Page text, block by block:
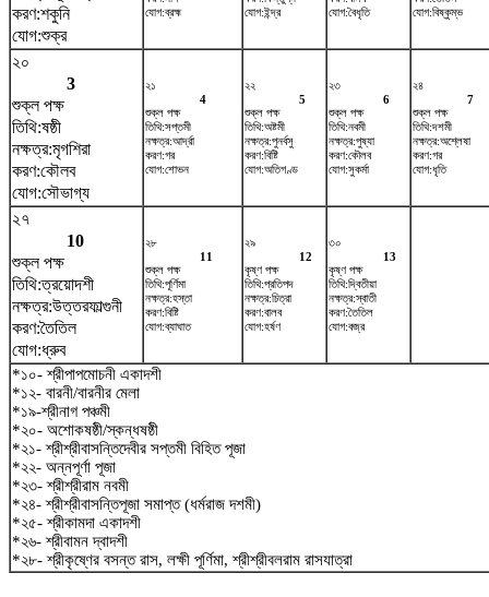
করণ:শকুনি
যোগ:শুক্র
যোগ:ব্রহ্ম
যোগ:ইন্দ্র
যোগ:বৈধৃতি
যোগ:বিষ্কুম্ভ
২০
3
শুক্ল পক্ষ
তিথি:ষষ্ঠী
নক্ষত্র:মৃগশিরা
করণ:কৌলব
যোগ:সৌভাগ্য
২১
4
শুক্ল পক্ষ
তিথি:সপ্তমী
নক্ষত্র:আর্দ্রা
করণ:গর
যোগ:শোভন
২২
5
শুক্ল পক্ষ
তিথি:অষ্টমী
নক্ষত্র:পুনর্বসু
করণ:বিষ্টি
যোগ:অতিগণ্ড
২৩
6
শুক্ল পক্ষ
তিথি:নবমী
নক্ষত্র:পুষ্যা
করণ:কৌলব
যোগ:সুকর্মা
২৪
7
শুক্ল পক্ষ
তিথি:দশমী
নক্ষত্র:অশ্লেষা
করণ:গর
যোগ:ধৃতি
২৭
10
শুক্ল পক্ষ
তিথি:ত্রয়োদশী
নক্ষত্র:উত্তরফাল্গুনী
করণ:তৈতিল
যোগ:ধ্রুব
২৮
11
শুক্ল পক্ষ
তিথি:পূর্ণিমা
নক্ষত্র:হস্তা
করণ:বিষ্টি
যোগ:ব্যাঘাত
২৯
12
কৃষ্ণ পক্ষ
তিথি:প্রতিপদ
নক্ষত্র:চিত্রা
করণ:বালব
যোগ:হর্ষণ
৩০
13
কৃষ্ণ পক্ষ
তিথি:দ্বিতীয়া
নক্ষত্র:স্বাতী
করণ:তৈতিল
যোগ:বজ্র
*১০- শ্রীপাপমোচনী একাদশী
*১২- বারনী/বারনীর মেলা
*১৯-শ্রীনাগ পঞ্চমী
*২০- অশোকষষ্ঠী/স্কন্ধষষ্ঠী
*২১- শ্রীশ্রীবাসন্তিদেবীর সপ্তমী বিহিত পূজা
*২২- অন্নপূর্ণা পূজা
*২৩- শ্রীশ্রীরাম নবমী
*২৪- শ্রীশ্রীবাসন্তিপূজা সমাপ্ত (ধর্মরাজ দশমী)
*২৫- শ্রীকামদা একাদশী
*২৬- শ্রীবামন দ্বাদশী
*২৮- শ্রীকৃষ্ণের বসন্ত রাস, লক্ষী পূর্ণিমা, শ্রীশ্রীবলরাম রাসযাত্রা